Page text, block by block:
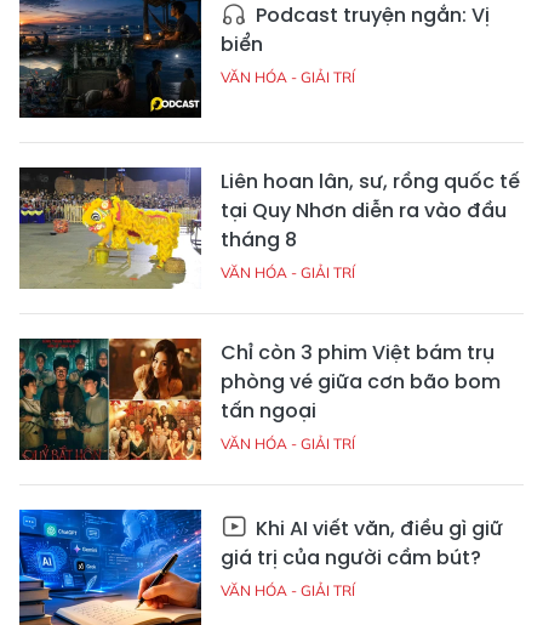
Podcast truyện ngắn: Vị
biển
VĂN HÓA - GIẢI TRÍ
Liên hoan lân, sư, rồng quốc tế
tại Quy Nhơn diễn ra vào đầu
tháng 8
VĂN HÓA - GIẢI TRÍ
Chỉ còn 3 phim Việt bám trụ
phòng vé giữa cơn bão bom
tấn ngoại
VĂN HÓA - GIẢI TRÍ
Khi AI viết văn, điều gì giữ
giá trị của người cầm bút?
VĂN HÓA - GIẢI TRÍ